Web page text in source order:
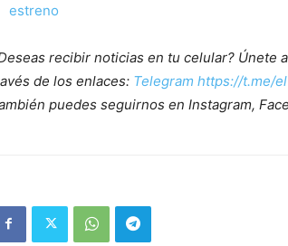
estreno
recibir noticias en tu celular? Únete
de los enlaces: Telegram https://t.me/
puedes seguirnos en Instagram,